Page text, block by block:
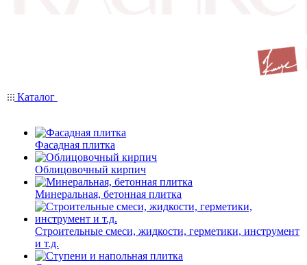
Каталог
Фасадная плитка
Облицовочный кирпич
Минеральная, бетонная плитка
Строительные смеси, жидкости, герметики, инструмент
и т.д.